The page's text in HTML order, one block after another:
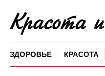
ЗДОРОВЬЕ КРАСОТА